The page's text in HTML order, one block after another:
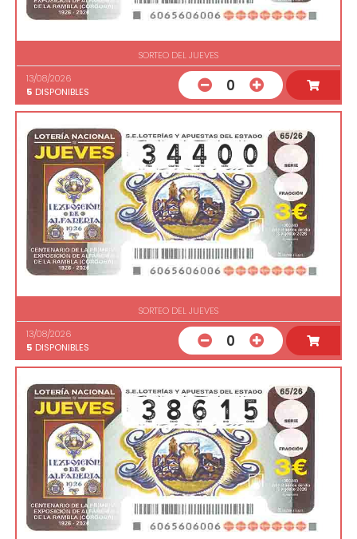
SORTEO DEL JUEVES
13/08/2026
5 DISPONIBLES 0
SORTEO DEL JUEVES
13/08/2026
5 DISPONIBLES 0